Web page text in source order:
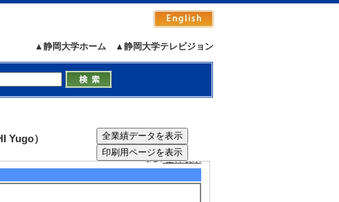
▲静岡大学テレビジョン
▲静岡大学ホーム
Yugo）
体名] ヒューマンインタフェース学会
5/14全件表示